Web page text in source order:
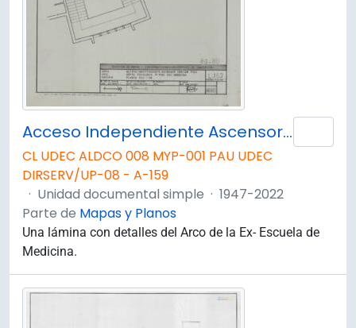
Acceso Independiente Ascensor 3° Piso. Planta.
CL UDEC ALDCO 008 MYP-001 PAU UDEC
DIRSERV/UP-08 - A-159
· Unidad documental simple · 1947-2022
Parte de Mapas y Planos
Una lámina con detalles del Arco de la Ex- Escuela de
Medicina.